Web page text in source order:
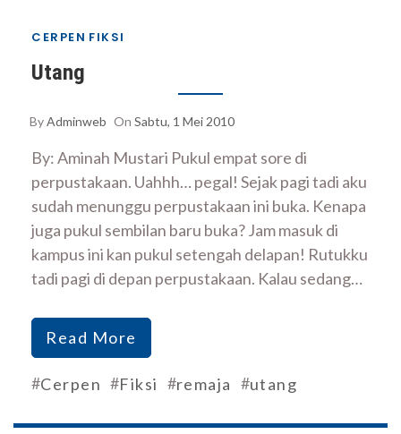
CERPEN FIKSI
Utang
ByAdminweb On Sabtu, 1 Mei 2010
By: Aminah Mustari Pukul empat sore di
perpustakaan. Uahhh… pegal! Sejak pagi tadi aku
sudah menunggu perpustakaan ini buka. Kenapa
juga pukul sembilan baru buka? Jam masuk di
kampus ini kan pukul setengah delapan! Rutukku
tadi pagi di depan perpustakaan. Kalau sedang…
Read More
#Cerpen #Fiksi #remaja #utang